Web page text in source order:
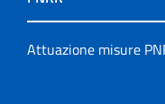
Attuazione misure